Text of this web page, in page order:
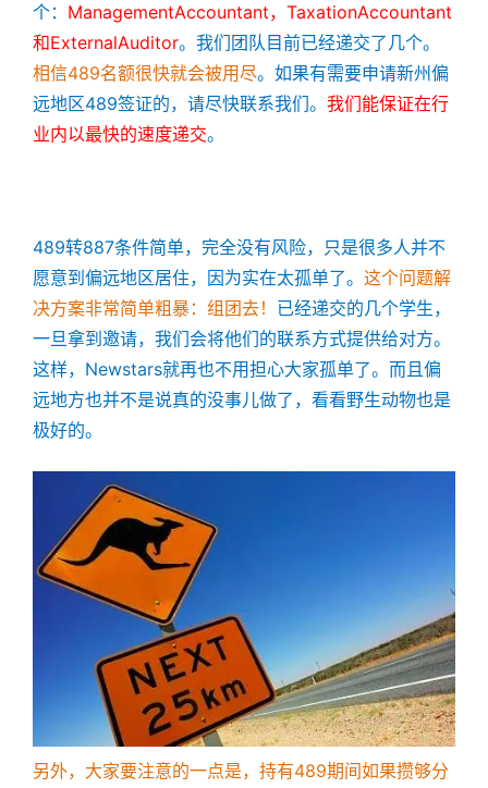
个： ManagementAccountant，TaxationAccountant
和ExternalAuditor。我们团队目前已经递交了几个。
相信489名额很快就会被用尽。如果有需要申请新州偏
远地区489签证的，请尽快联系我们。 我们能保证在行
业内以最快的速度递交。
489转887条件简单，完全没有风险，只是很多人并不
愿意到偏远地区居住，因为实在太孤单了。 这个问题解
决方案非常简单粗暴：组团去！ 已经递交的几个学生，
一旦拿到邀请，我们会将他们的联系方式提供给对方。
这样，Newstars就再也不用担心大家孤单了。而且偏
远地方也并不是说真的没事儿做了，看看野生动物也是
极好的。
另外，大家要注意的一点是，持有489期间如果攒够分